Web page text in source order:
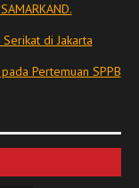
di Jakarta
Pertemuan SPPB